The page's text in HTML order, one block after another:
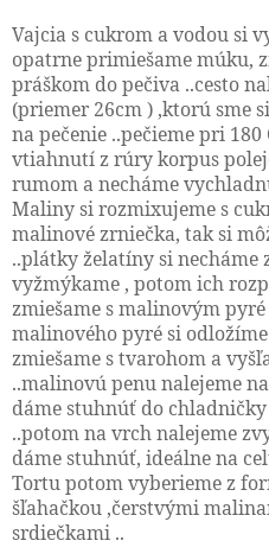
Vajcia s cukrom a vodou si
opatrne primiešame múku,
práškom do pečiva ..cesto
(priemer 26cm ) ,ktorú sme
na pečenie ..pečieme pri
vtiahnutí z rúry korpus
rumom a necháme
Maliny si rozmixujeme s
malinové zrniečka, tak si
..plátky želatíny si necháme
vyžmýkame , potom ich
zmiešame s malinovým pyré
malinového pyré si
zmiešame s tvarohom a
..malinovú penu nalejeme
dáme stuhnúť do
..potom na vrch nalejeme
dáme stuhnúť, ideálne na
Tortu potom vyberieme z
šľahačkou ,čerstvými
srdiečkami ..